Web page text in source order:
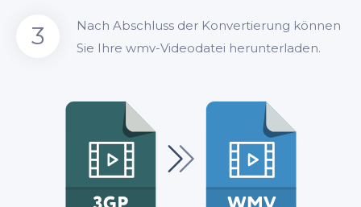
3
Nach Abschluss der Konvertierung können
Sie Ihre wmv-Videodatei herunterladen.